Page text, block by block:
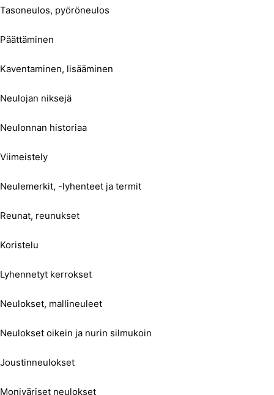
Tasoneulos, pyöröneulos
Päättäminen
Kaventaminen, lisääminen
Neulojan niksejä
Neulonnan historiaa
Viimeistely
Neulemerkit, -lyhenteet ja termit
Reunat, reunukset
Koristelu
Lyhennetyt kerrokset
Neulokset, mallineuleet
Neulokset oikein ja nurin silmukoin
Joustinneulokset
Moniväriset neulokset